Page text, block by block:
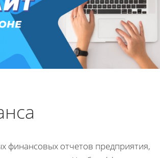
финансовых отчетов предприятия,